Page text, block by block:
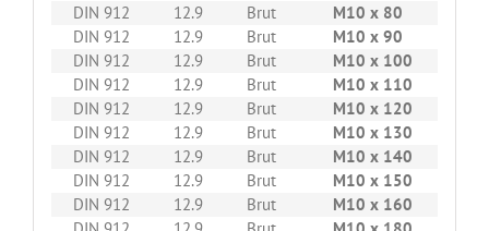
DIN 912
12.9 Brut M10 x 80
DIN 912
12.9 Brut M10 x 90
DIN 912
12.9 Brut M10 x 100
DIN 912
12.9 Brut M10 x 110
DIN 912
12.9 Brut M10 x 120
DIN 912
12.9 Brut M10 x 130
DIN 912
12.9 Brut M10 x 140
DIN 912
12.9 Brut M10 x 150
DIN 912
12.9 Brut M10 x 160